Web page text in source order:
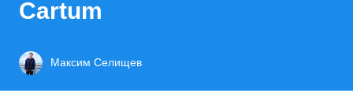
Cartum
Максим Селищев